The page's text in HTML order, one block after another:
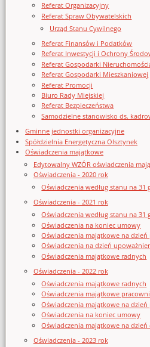
Referat Organizacyjny
Referat Spraw Obywatelskich
Urząd Stanu Cywilnego
Referat Finansów i Podatków
Referat Inwestycji i Ochrony
Referat Gospodarki
Referat Gospodarki Mieszkaniowej
Referat Promocji
Biuro Rady Miejskiej
Referat Bezpieczeństwa
Samodzielne stanowisko ds.
Gminne jednostki organizacyjne
Spółdzielnia Energetyczna Olsztynek
Oświadczenia majątkowe
Edytowalny WZÓR oświadczenia
Oświadczenia - 2020 rok
Oświadczenia według stanu na 31
Oświadczenia - 2021 rok
Oświadczenia według stanu na 31
Oświadczenia na koniec umowy
Oświadczenia majątkowe na dzień
Oświadczenia na dzień
Oświadczenia majątkowe radnych
Oświadczenia - 2022 rok
Oświadczenia majątkowe radnych
Oświadczenia majątkowe
Oświadczenia majątkowe na dzień
Oświadczenia na koniec umowy
Oświadczenia majątkowe na
Oświadczenia - 2023 rok